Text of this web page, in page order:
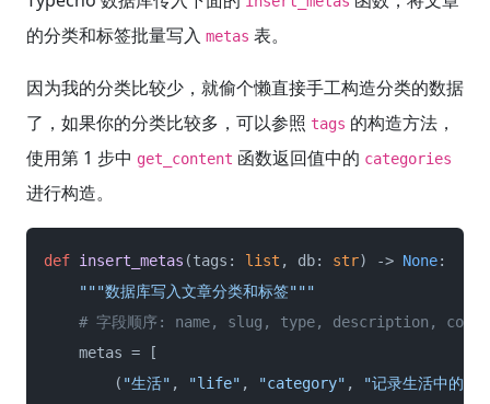
的分类和标签批量写入 metas 表。
因为我的分类比较少，就偷个懒直接手工构造分类的数据
了，如果你的分类比较多，可以参照 tags 的构造方法，
使用第 1 步中 get_content 函数返回值中的 categories
进行构造。
def insert_metas (tags: list , db: str) -> None:
"""数据库写入文章分类和标签"""
# 字段顺序: name, slug, type, description,
metas = [
( "生活" , "life" , "category" ,
"记录生活中的点